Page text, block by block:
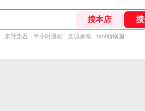
东野圭吾 半小时漫画 文城余华 bibi动物园